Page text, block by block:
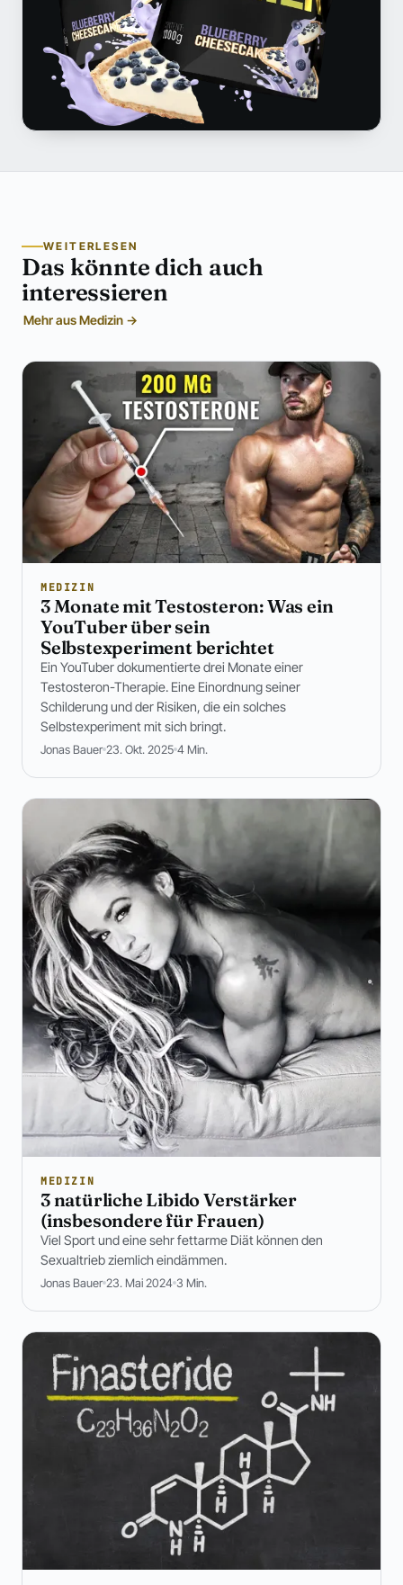
WEITERLESEN
Das könnte dich auch
interessieren
Mehr aus Medizin →
MEDIZIN
3 Monate mit Testosteron: Was ein
YouTuber über sein
Selbstexperiment berichtet
Ein YouTuber dokumentierte drei Monate einer
Testosteron-Therapie. Eine Einordnung seiner
Schilderung und der Risiken, die ein solches
Selbstexperiment mit sich bringt.
Jonas Bauer 23. Okt. 2025 4 Min.
MEDIZIN
3 natürliche Libido Verstärker
(insbesondere für Frauen)
Viel Sport und eine sehr fettarme Diät können den
Sexualtrieb ziemlich eindämmen.
Jonas Bauer 23. Mai 2024 3 Min.